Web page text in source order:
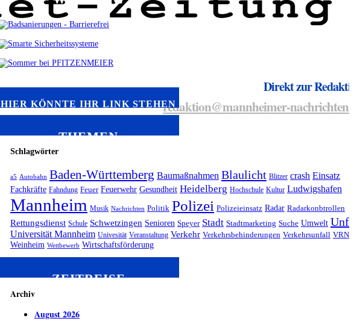
Direkt zur
redaktion@mannheimer-
HIER KÖNNTE IHR LINK STEHEN
THEMEN
Schlagwörter
a5 Autobahn Baden-Württemberg Baumaßnahmen Blaulicht Blitzer crash Einsatz
Fachkräfte Fahndung Feuer Feuerwehr Gesundheit Heidelberg Hochschule Kultur Ludwigshafen
Mannheim Musik Nachrichten Politik Polizei Polizeieinsatz Radar Radarkonbtrollen
Rettungsdienst Schule Schwetzingen Senioren Speyer Stadt Stadtmarketing Suche Umwelt
Universität Mannheim Univesität Veranstaltung Verkehr Verkehrsbehinderungen Verkehrsunfall VRN
Weinheim Wettbewerb Wirtschaftsförderung
ZEITREISE
Archiv
August 2026